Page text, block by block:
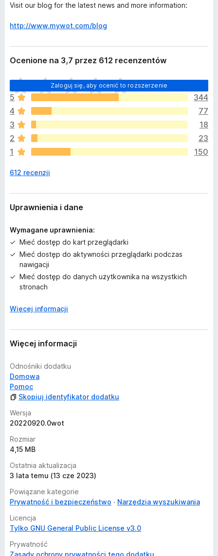
Visit our blog for the latest news and more information:
http://www.mywot.com/blog
Ocenione na 3,7 przez 612 recenzentów
Zaloguj się, aby ocenić to rozszerzenie
N
i
e
m
a
e
s
c
e
o
e
5
344
4
77
3
18
2
23
1
150
612 recenzji
Uprawnienia i dane
Wymagane uprawnienia:
Mieć dostęp do kart przeglądarki
Mieć dostęp do aktywności przeglądarki podczas
nawigacji
Mieć dostęp do danych użytkownika na wszystkich
stronach
Więcej informacji
Więcej informacji
Odnośniki dodatku
Domowa
Pomoc
Skopiuj identyfikator dodatku
Wersja
20220920.0wot
Rozmiar
4,15 MB
Ostatnia aktualizacja
3 lata temu (13 cze 2023)
Powiązane kategorie
Prywatność i bezpieczeństwo
Narzędzia wyszukiwania
Licencja
Tylko GNU General Public License v3.0
Prywatność
Zasady ochrony prywatności tego dodatku